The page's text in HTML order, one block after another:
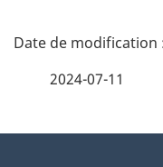
D
2024-07-11